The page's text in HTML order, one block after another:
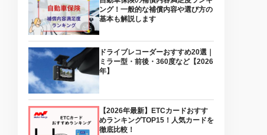
ング！一般的な補償内容や選び方の
基本も解説します
ドライブレコーダーおすすめ20選｜
ミラー型・前後・360度など【2026
年】
【2026年最新】ETCカードおすす
めランキングTOP15！人気カードを
徹底比較！